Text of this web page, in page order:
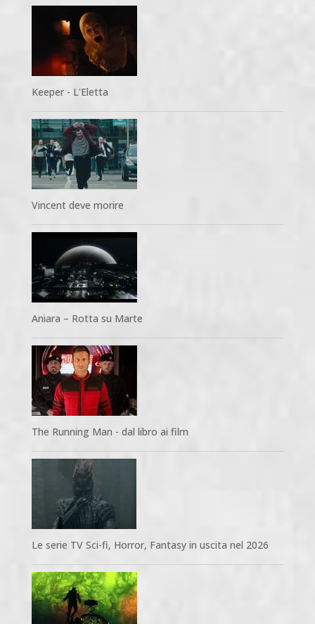
Keeper - L'Eletta
Vincent deve morire
Aniara – Rotta su Marte
The Running Man - dal libro ai film
Le serie TV Sci-fi, Horror, Fantasy in uscita nel 2026